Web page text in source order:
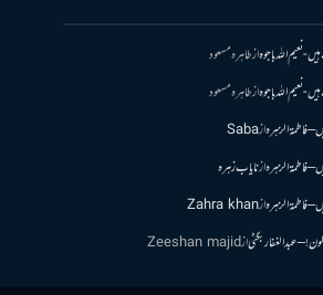
نعیم اللہ باجوہازطاہرہ مسعود
نعیم اللہ باجوہازطاہرہ مسعود
فاطمۃالزہرہازSaba
فاطمۃالزہرہازنایاب زہرہ
فاطمۃالزہرہازZahra khan
– عبدالغفار بگٹیازZeeshan majid